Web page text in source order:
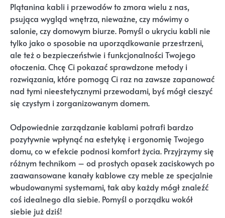
Plątanina kabli i przewodów to zmora wielu z nas,
psująca wygląd wnętrza, nieważne, czy mówimy o
salonie, czy domowym biurze. Pomyśl o ukryciu kabli nie
tylko jako o sposobie na uporządkowanie przestrzeni,
ale też o bezpieczeństwie i funkcjonalności Twojego
otoczenia. Chcę Ci pokazać sprawdzone metody i
rozwiązania, które pomogą Ci raz na zawsze zapanować
nad tymi nieestetycznymi przewodami, byś mógł cieszyć
się czystym i zorganizowanym domem.
Odpowiednie zarządzanie kablami potrafi bardzo
pozytywnie wpłynąć na estetykę i ergonomię Twojego
domu, co w efekcie podnosi komfort życia. Przyjrzymy się
różnym technikom – od prostych opasek zaciskowych po
zaawansowane kanały kablowe czy meble ze specjalnie
wbudowanymi systemami, tak aby każdy mógł znaleźć
coś idealnego dla siebie. Pomyśl o porządku wokół
siebie już dziś!